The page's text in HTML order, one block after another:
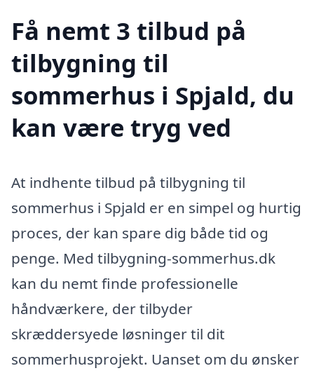
Få nemt 3 tilbud på
tilbygning til
sommerhus i Spjald, du
kan være tryg ved
At indhente tilbud på tilbygning til
sommerhus i Spjald er en simpel og hurtig
proces, der kan spare dig både tid og
penge. Med tilbygning-sommerhus.dk
kan du nemt finde professionelle
håndværkere, der tilbyder
skræddersyede løsninger til dit
sommerhusprojekt. Uanset om du ønsker